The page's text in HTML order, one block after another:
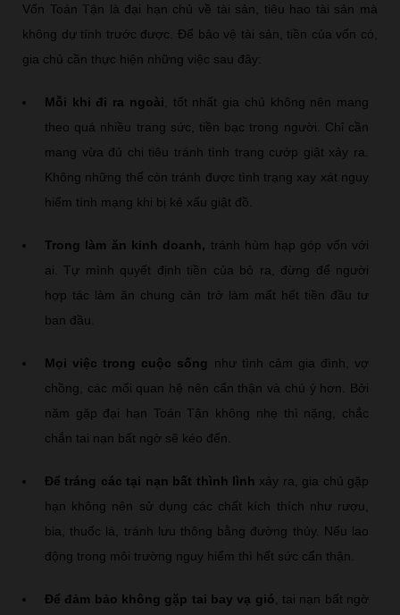
Vốn Toán Tận là đại hạn chủ về tài sản, tiêu hao tài sản mà
không dự tính trước được. Để bảo vệ tài sản, tiền của vốn có,
gia chủ cần thực hiện những việc sau đây:
Mỗi khi đi ra ngoài , tốt nhất gia chủ không nên mang
theo quá nhiều trang sức, tiền bạc trong người. Chỉ cần
mang vừa đủ chi tiêu tránh tình trạng cướp giật xảy ra.
Không những thế còn tránh được tình trạng xay xát nguy
hiểm tính mạng khi bị kẻ xấu giật đồ.
Trong làm ăn kinh doanh, tránh hùm hạp góp vốn với
ai. Tự mình quyết định tiền của bỏ ra, đừng để người
hợp tác làm ăn chung cản trở làm mất hết tiền đầu tư
ban đầu.
Mọi việc trong cuộc sống
như tình cảm gia đình, vợ
chồng, các mối quan hệ nên cẩn thận và chú ý hơn. Bởi
năm gặp đại hạn Toán Tận không nhẹ thì nặng, chắc
chắn tai nạn bất ngờ sẽ kéo đến.
Để tráng các tại nạn bất thình lình xảy ra, gia chủ gặp
hạn không nên sử dụng các chất kích thích như rượu,
bia, thuốc lá, tránh lưu thông bằng đường thủy. Nếu lao
động trong môi trường nguy hiểm thì hết sức cẩn thận.
Để đảm bảo không gặp tai bay vạ gió , tai nạn bất ngờ